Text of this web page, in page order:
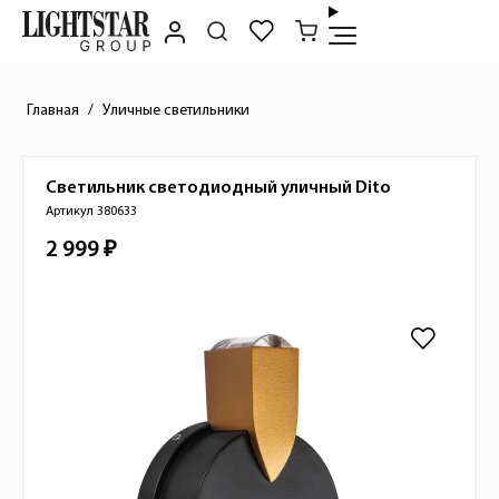
Главная Уличные светильники
Краткое описание товара
Светильник светодиодный уличный Dito
Артикул 380633
Стоимость товара
2 999 ₽